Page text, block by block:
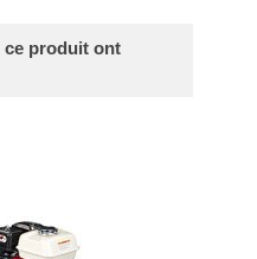
ce produit ont